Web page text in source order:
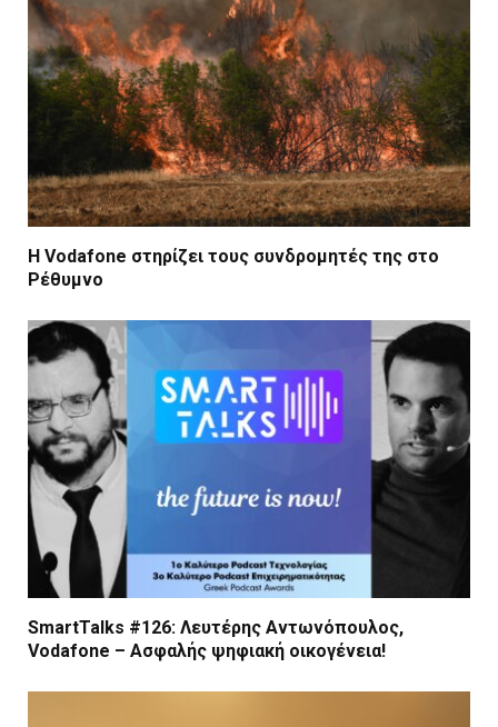
Η Vodafone στηρίζει τους συνδρομητές της στο
Ρέθυμνο
SmartTalks #126: Λευτέρης Αντωνόπουλος,
Vodafone – Ασφαλής ψηφιακή οικογένεια!